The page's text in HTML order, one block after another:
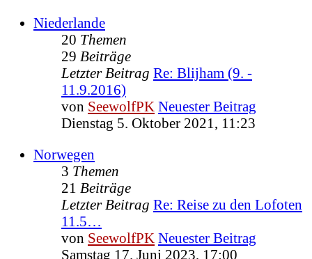
Niederlande
20 Themen
29 Beiträge
Letzter Beitrag Re: Blijham (9. -
11.9.2016)
von SeewolfPK Neuester Beitrag
Dienstag 5. Oktober 2021, 11:23
Norwegen
3 Themen
21 Beiträge
Letzter Beitrag Re: Reise zu den Lofoten
11.5…
von SeewolfPK Neuester Beitrag
Samstag 17. Juni 2023, 17:00